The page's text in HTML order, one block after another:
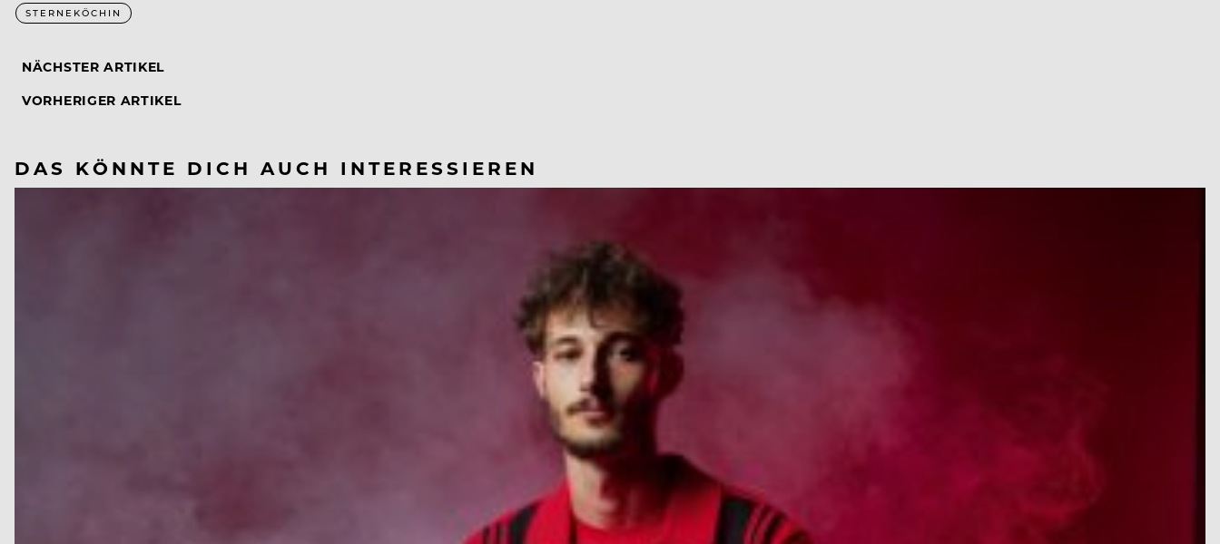
STERNEKÖCHIN
NÄCHSTER ARTIKEL
VORHERIGER ARTIKEL
DAS KÖNNTE DICH AUCH INTERESSIEREN